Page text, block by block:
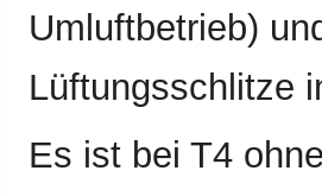
Umluftbetrieb)
Lüftungsschlitze
Es ist bei T4